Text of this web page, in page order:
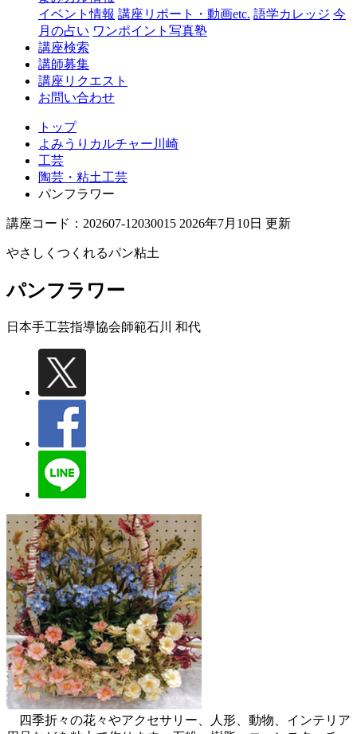
イベント情報 講座リポート・動画etc. 語学カレッジ 今
月の占い ワンポイント写真塾
講座検索
講師募集
講座リクエスト
お問い合わせ
トップ
よみうりカルチャー川崎
工芸
陶芸・粘土工芸
パンフラワー
講座コード：202607-12030015 2026年7月10日 更新
やさしくつくれるパン粘土
パンフラワー
日本手工芸指導協会師範石川 和代
四季折々の花々やアクセサリー、人形、動物、インテリア